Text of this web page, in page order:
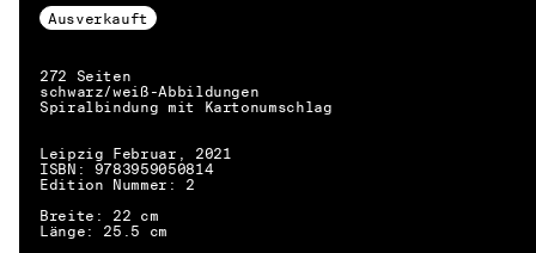
Ausverkauft
272 Seiten
schwarz/weiß-Abbildungen
Spiralbindung mit Kartonumschlag
Leipzig Februar, 2021
ISBN: 9783959050814
Edition Nummer: 2
Breite: 22 cm
Länge: 25.5 cm